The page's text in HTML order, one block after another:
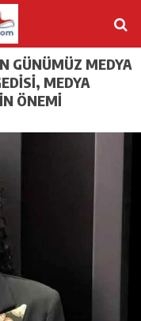
GÜNÜMÜZ MEDYA
MEDYA
ÖNEMI